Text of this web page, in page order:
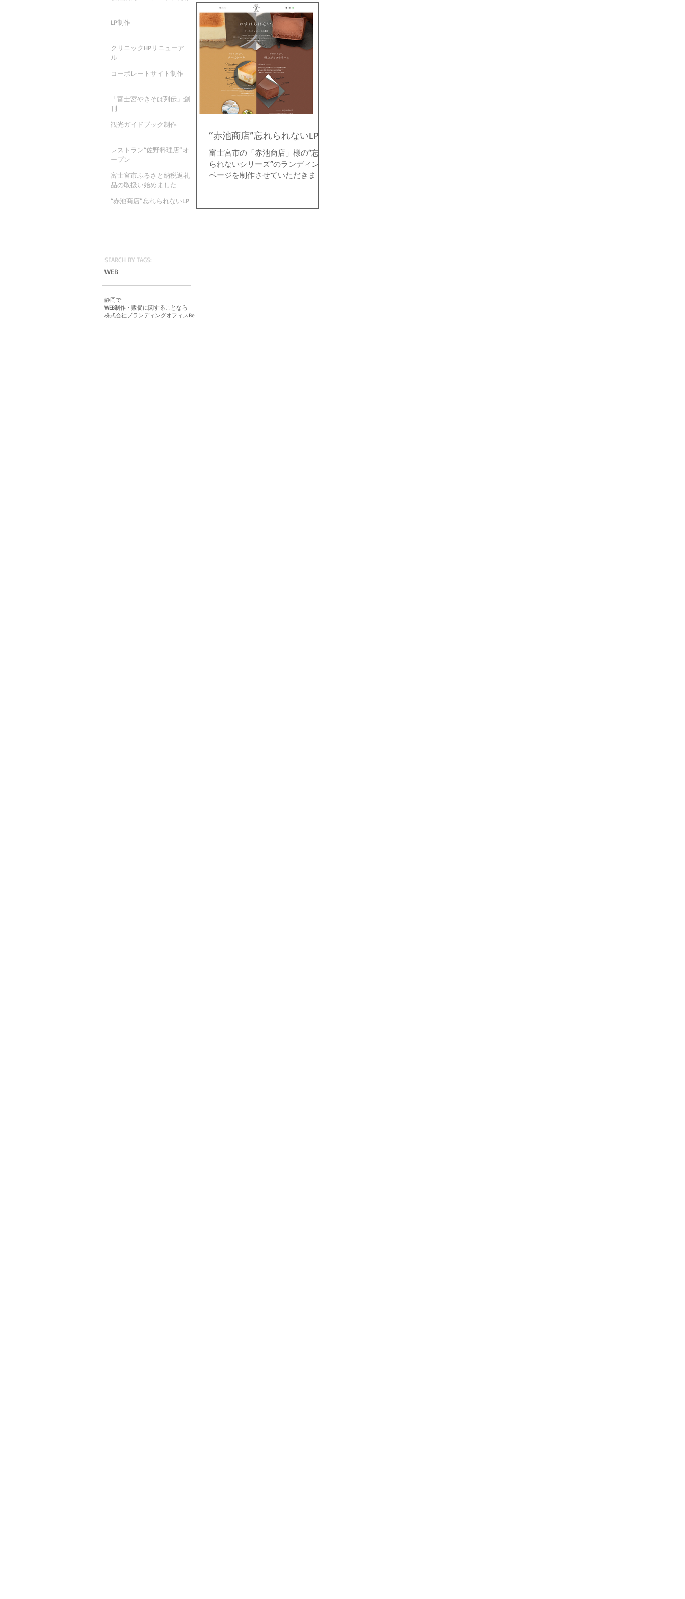
LP制作
クリニックHPリニューア
ル
コーポレートサイト制作
「富士宮やきそば列伝」創
刊
観光ガイドブック制作
レストラン“佐野料理店”オ
ープン
富士宮市ふるさと納税返礼
品の取扱い始めました
“赤池商店”忘れられないLP
SEARCH BY TAGS:
WEB
静岡で
WEB制作・販促に関することなら
株式会社ブランディングオフィスBe
“赤池商店”忘れられないLP
富士宮市の「赤池商店」様の“忘れ
られないシリーズ”のランディング
ページを制作させていただきまし
アピールする工夫をさせていただ